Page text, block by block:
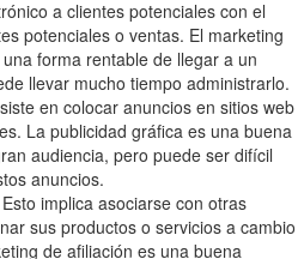
a clientes potenciales con el
potenciales o ventas. El marketing
forma rentable de llegar a un
llevar mucho tiempo administrarlo.
en colocar anuncios en sitios web
La publicidad gráfica es una buena
audiencia, pero puede ser difícil
anuncios.
Esto implica asociarse con otras
sus productos o servicios a cambio
de afiliación es una buena